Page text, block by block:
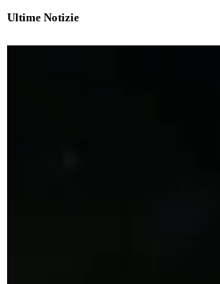
Ultime Notizie